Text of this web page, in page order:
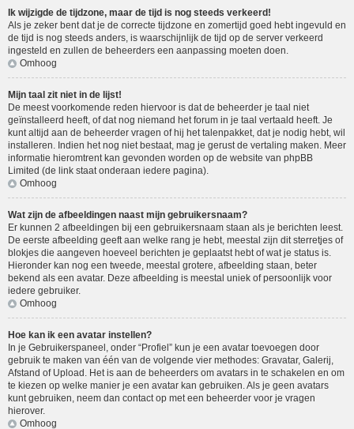
Ik wijzigde de tijdzone, maar de tijd is nog steeds verkeerd!
Als je zeker bent dat je de correcte tijdzone en zomertijd goed hebt ingevuld en
de tijd is nog steeds anders, is waarschijnlijk de tijd op de server verkeerd
ingesteld en zullen de beheerders een aanpassing moeten doen.
Omhoog
Mijn taal zit niet in de lijst!
De meest voorkomende reden hiervoor is dat de beheerder je taal niet
geïnstalleerd heeft, of dat nog niemand het forum in je taal vertaald heeft. Je
kunt altijd aan de beheerder vragen of hij het talenpakket, dat je nodig hebt, wil
installeren. Indien het nog niet bestaat, mag je gerust de vertaling maken. Meer
informatie hieromtrent kan gevonden worden op de website van phpBB
Limited (de link staat onderaan iedere pagina).
Omhoog
Wat zijn de afbeeldingen naast mijn gebruikersnaam?
Er kunnen 2 afbeeldingen bij een gebruikersnaam staan als je berichten leest.
De eerste afbeelding geeft aan welke rang je hebt, meestal zijn dit sterretjes of
blokjes die aangeven hoeveel berichten je geplaatst hebt of wat je status is.
Hieronder kan nog een tweede, meestal grotere, afbeelding staan, beter
bekend als een avatar. Deze afbeelding is meestal uniek of persoonlijk voor
iedere gebruiker.
Omhoog
Hoe kan ik een avatar instellen?
In je Gebruikerspaneel, onder “Profiel” kun je een avatar toevoegen door
gebruik te maken van één van de volgende vier methodes: Gravatar, Galerij,
Afstand of Upload. Het is aan de beheerders om avatars in te schakelen en om
te kiezen op welke manier je een avatar kan gebruiken. Als je geen avatars
kunt gebruiken, neem dan contact op met een beheerder voor je vragen
hierover.
Omhoog